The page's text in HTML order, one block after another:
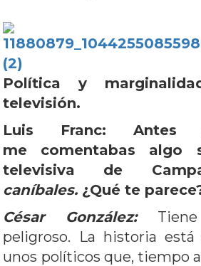
Política y
televisión.
Luis Franc: Antes
me comentabas algo
televisiva de
caníbales. ¿Qué te
César González:
peligroso. La historia está
unos políticos que, tiempo